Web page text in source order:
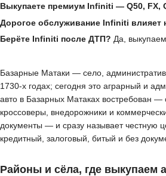
Выкупаете премиум Infiniti — Q50, FX,
Дорогое обслуживание Infiniti влияет
Берёте Infiniti после ДТП? Да,
Базарные Матаки — село,
1730-х годах; сегодня это аграрный и
авто в Базарных Матаках востребован —
кроссоверы, внедорожники и
документы — и сразу называет честную
кредитный, залоговый, битый и без
Районы и сёла, где выкупаем